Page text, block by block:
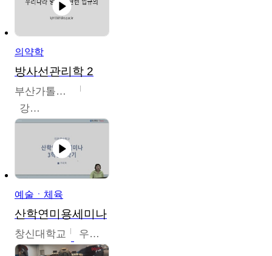
의약학
방사선관리학 2
부산가톨릭대학교
강연희
예술ㆍ체육
산학연미용세미나
창신대학교 우미옥,오윤경,박선이